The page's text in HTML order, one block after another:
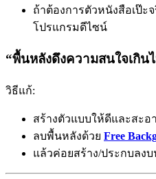
ถ้าต้องการตัวหนังสือเป๊ะ
โปรแกรมดีไซน์
“พื้นหลังดึงความสนใจเกิน
วิธีแก้:
สร้างตัวแบบให้ดีและสะอ
ลบพื้นหลังด้วย Free
แล้วค่อยสร้าง/ประกบลง